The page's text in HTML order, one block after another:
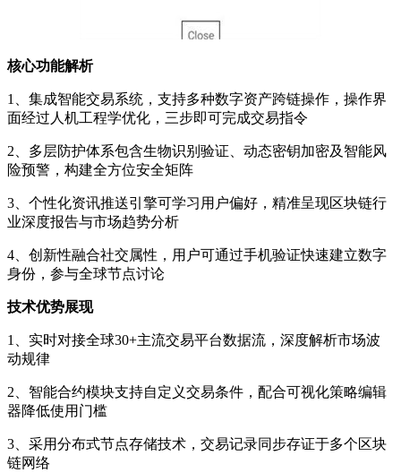
核心功能解析
1、集成智能交易系统，支持多种数字资产跨链操作，操作界
面经过人机工程学优化，三步即可完成交易指令
2、多层防护体系包含生物识别验证、动态密钥加密及智能风
险预警，构建全方位安全矩阵
3、个性化资讯推送引擎可学习用户偏好，精准呈现区块链行
业深度报告与市场趋势分析
4、创新性融合社交属性，用户可通过手机验证快速建立数字
身份，参与全球节点讨论
技术优势展现
1、实时对接全球30+主流交易平台数据流，深度解析市场波
动规律
2、智能合约模块支持自定义交易条件，配合可视化策略编辑
器降低使用门槛
3、采用分布式节点存储技术，交易记录同步存证于多个区块
链网络